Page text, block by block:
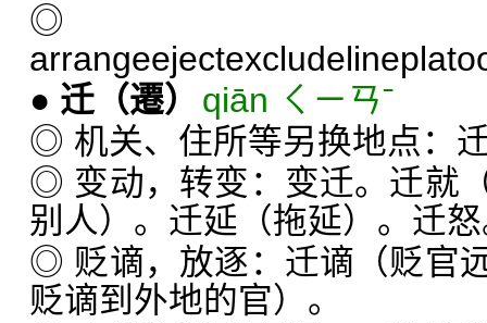
◎
arrangeejectexcludeline
● 迁 （遷）
qiān ㄑㄧㄢˉ
◎ 机关、住所等另换地点：
◎ 变动，转变：变迁。迁就
别人）。迁延（拖延）。迁
◎ 贬谪，放逐：迁谪（贬官
贬谪到外地的官）。